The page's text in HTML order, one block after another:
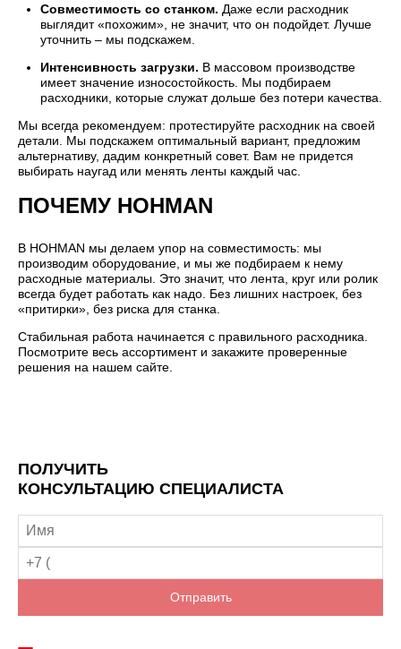
Совместимость со станком. Даже если расходник
выглядит «похожим», не значит, что он подойдет. Лучше
уточнить – мы подскажем.
Интенсивность загрузки. В массовом производстве
имеет значение износостойкость. Мы подбираем
расходники, которые служат дольше без потери качества.
Мы всегда рекомендуем: протестируйте расходник на своей
детали. Мы подскажем оптимальный вариант, предложим
альтернативу, дадим конкретный совет. Вам не придется
выбирать наугад или менять ленты каждый час.
ПОЧЕМУ HOHMAN
В HOHMAN мы делаем упор на совместимость: мы
производим оборудование, и мы же подбираем к нему
расходные материалы. Это значит, что лента, круг или ролик
всегда будет работать как надо. Без лишних настроек, без
«притирки», без риска для станка.
Стабильная работа начинается с правильного расходника.
Посмотрите весь ассортимент и закажите проверенные
решения на нашем сайте.
ПОЛУЧИТЬ
КОНСУЛЬТАЦИЮ СПЕЦИАЛИСТА
Отправить